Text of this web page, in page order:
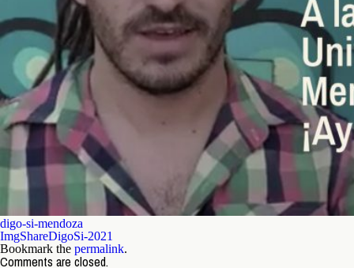
digo-si-mendoza
ImgShareDigoSi-2021
Bookmark the permalink.
Comments are closed.